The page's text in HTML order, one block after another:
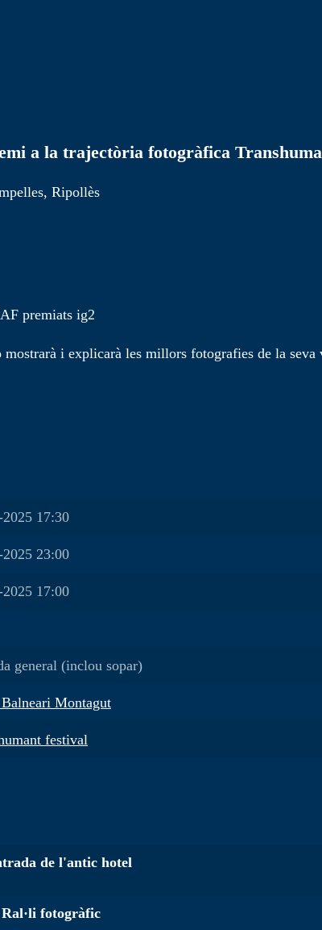
a la trajectòria fotogràfica
Ripollès
mostrarà i explicarà les millors fotografies de la seva
2025 17:30
2025 23:00
2025 17:00
general (inclou sopar)
Montagut
festival
de l'antic hotel
fotogràfic